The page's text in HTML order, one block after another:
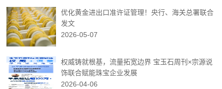
优化黄金进出口准许证管理！央行、海关总署联合
发文
2026-05-07
权威铸就根基，流量拓宽边界 宝玉石周刊×宗源说
饰联合赋能珠宝企业发展
2026-04-06